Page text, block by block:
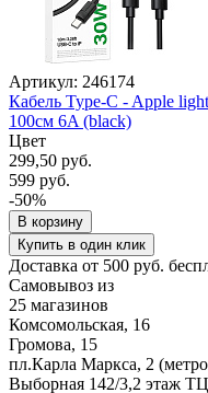
Артикул: 246174
Кабель Type-C - Apple
100см 6A (black)
Цвет
299,50 руб.
599 руб.
-50%
В корзину
Купить в один клик
Доставка от 500 руб.
Самовывоз из
25 магазинов
Комсомольская, 16
Громова, 15
пл.Карла Маркса, 2
Выборная 142/3,2 этаж